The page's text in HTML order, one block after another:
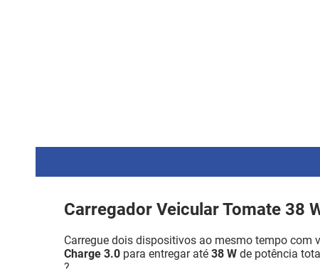
Carregador Veicular Tomate 38
Carregue dois dispositivos ao mesmo tempo com
Charge 3.0 para entregar até 38 W de potência